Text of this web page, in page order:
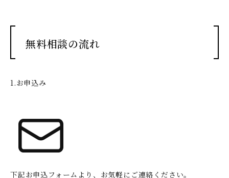
無料相談の流れ
1.お申込み
下記お申込フォームより、お気軽にご連絡ください。